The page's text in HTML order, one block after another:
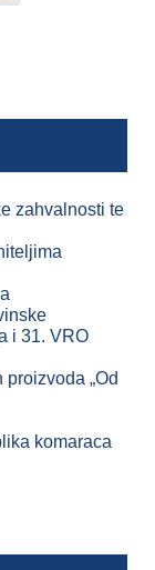
zahvalnosti te
i 31. VRO
„Od
komaraca